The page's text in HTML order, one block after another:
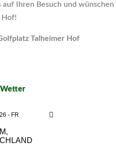
Ihren Besuch und
Hof!
Talheimer Hof
- FR